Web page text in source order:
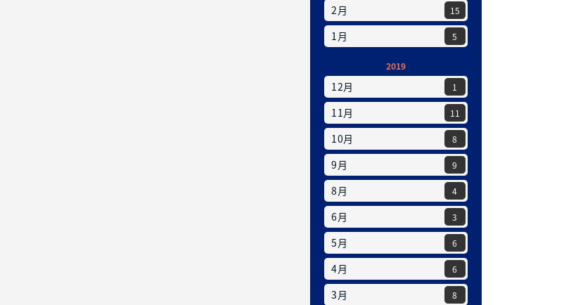
2月 15
1月 5
2019
12月 1
11月 11
10月 8
9月 9
8月 4
6月 3
5月 6
4月 6
3月 8